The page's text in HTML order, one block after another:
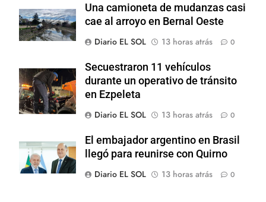
Una camioneta de mudanzas casi
cae al arroyo en Bernal Oeste
Diario EL SOL
13 horas atrás 0
Secuestraron 11 vehículos
durante un operativo de tránsito
en Ezpeleta
Diario EL SOL
13 horas atrás 0
El embajador argentino en Brasil
llegó para reunirse con Quirno
Diario EL SOL
13 horas atrás 0